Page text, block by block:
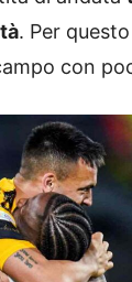
. Per
con